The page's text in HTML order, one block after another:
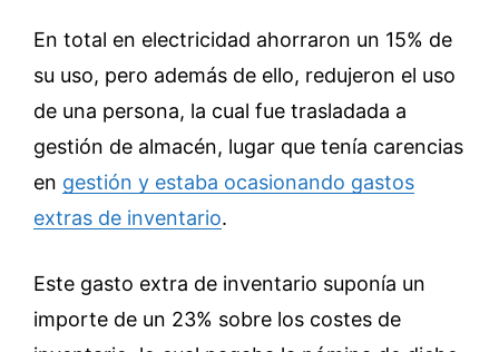
En total en electricidad ahorraron un 15% de
su uso, pero además de ello, redujeron el uso
de una persona, la cual fue trasladada a
gestión de almacén, lugar que tenía carencias
en gestión y estaba ocasionando gastos
extras de inventario.
Este gasto extra de inventario suponía un
importe de un 23% sobre los costes de